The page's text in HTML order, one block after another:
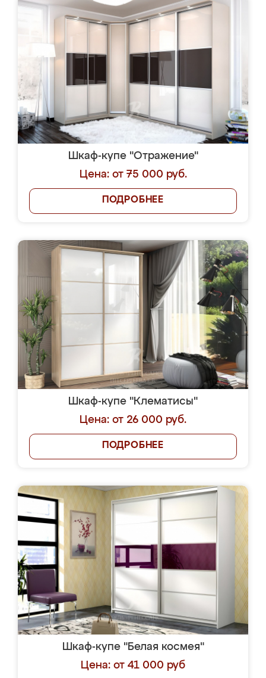
Шкаф-купе "Отражение"
Цена: от 75 000 руб.
ПОДРОБНЕЕ
Шкаф-купе "Клематисы"
Цена: от 26 000 руб.
ПОДРОБНЕЕ
Шкаф-купе "Белая космея"
Цена: от 41 000 руб